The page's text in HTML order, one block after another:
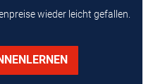
wieder leicht gefallen.